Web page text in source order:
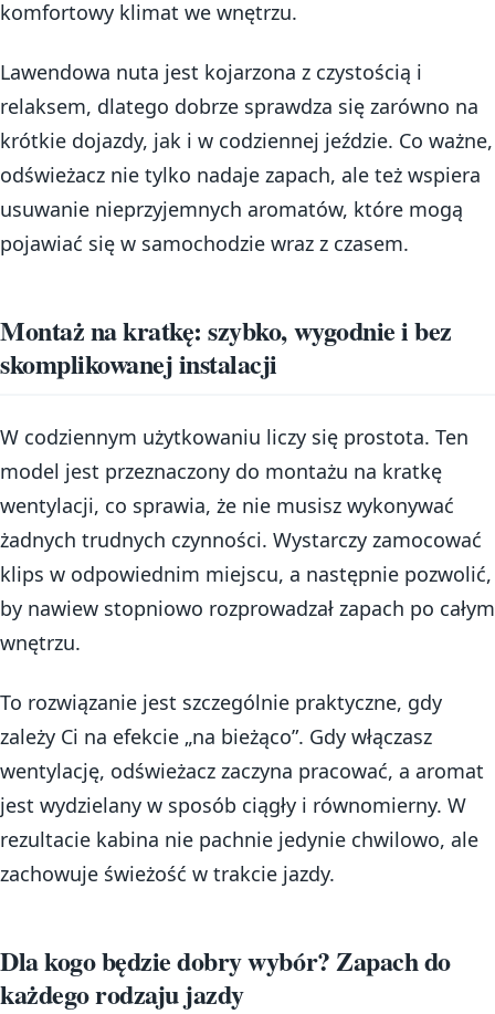
komfortowy klimat we wnętrzu.
Lawendowa nuta jest kojarzona z czystością i
relaksem, dlatego dobrze sprawdza się zarówno na
krótkie dojazdy, jak i w codziennej jeździe. Co ważne,
odświeżacz nie tylko nadaje zapach, ale też wspiera
usuwanie nieprzyjemnych aromatów, które mogą
pojawiać się w samochodzie wraz z czasem.
Montaż na kratkę: szybko, wygodnie i bez
skomplikowanej instalacji
W codziennym użytkowaniu liczy się prostota. Ten
model jest przeznaczony do montażu na kratkę
wentylacji, co sprawia, że nie musisz wykonywać
żadnych trudnych czynności. Wystarczy zamocować
klips w odpowiednim miejscu, a następnie pozwolić,
by nawiew stopniowo rozprowadzał zapach po całym
wnętrzu.
To rozwiązanie jest szczególnie praktyczne, gdy
zależy Ci na efekcie „na bieżąco”. Gdy włączasz
wentylację, odświeżacz zaczyna pracować, a aromat
jest wydzielany w sposób ciągły i równomierny. W
rezultacie kabina nie pachnie jedynie chwilowo, ale
zachowuje świeżość w trakcie jazdy.
Dla kogo będzie dobry wybór? Zapach do
każdego rodzaju jazdy